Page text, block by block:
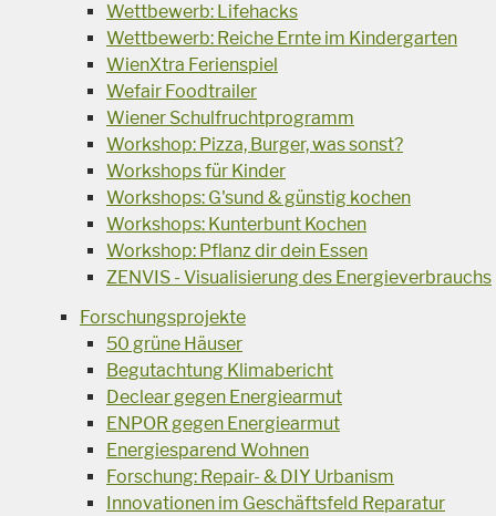
Wettbewerb: Lifehacks
Wettbewerb: Reiche Ernte im Kindergarten
WienXtra Ferienspiel
Wefair Foodtrailer
Wiener Schulfruchtprogramm
Workshop: Pizza, Burger, was sonst?
Workshops für Kinder
Workshops: G'sund & günstig kochen
Workshops: Kunterbunt Kochen
Workshop: Pflanz dir dein Essen
ZENVIS - Visualisierung des Energieverbrauchs
Forschungsprojekte
50 grüne Häuser
Begutachtung Klimabericht
Declear gegen Energiearmut
ENPOR gegen Energiearmut
Energiesparend Wohnen
Forschung: Repair- & DIY Urbanism
Innovationen im Geschäftsfeld Reparatur